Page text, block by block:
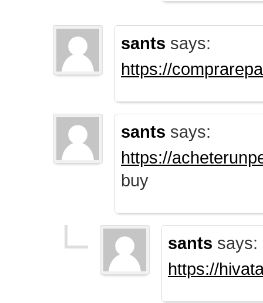
sants says:
https://
sants says:
https://
buy
sants says:
https://